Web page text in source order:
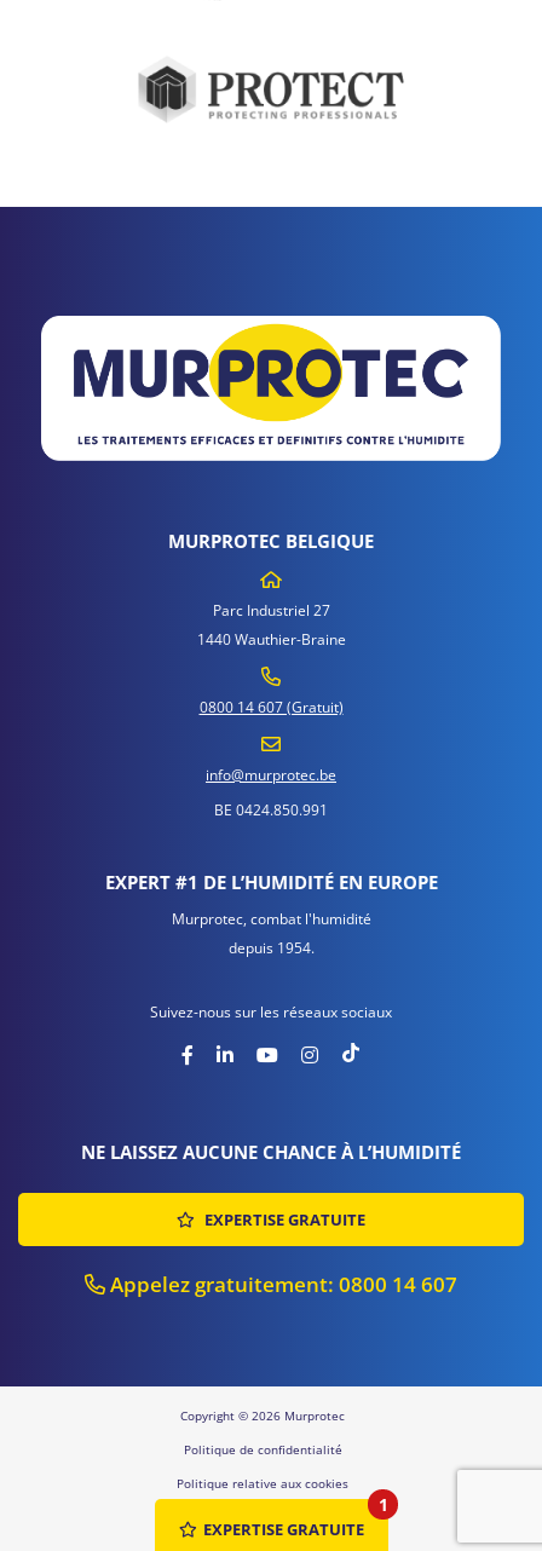
MURPROTEC BELGIQUE
Parc Industriel 27
1440 Wauthier-Braine
0800 14 607 (Gratuit)
info@murprotec.be
BE 0424.850.991
EXPERT #1 DE L’HUMIDITÉ EN EUROPE
Murprotec, combat l'humidité
depuis 1954.
Suivez-nous sur les réseaux sociaux
NE LAISSEZ AUCUNE CHANCE À L’HUMIDITÉ
EXPERTISE GRATUITE
Appelez gratuitement: 0800 14 607
Copyright © 2026 Murprotec
Politique de confidentialité
Politique relative aux cookies
1
EXPERTISE GRATUITE